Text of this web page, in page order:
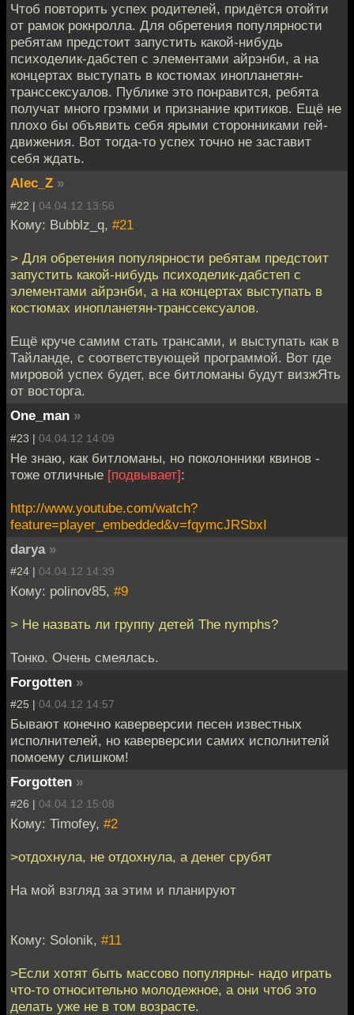
Чтоб повторить успех родителей, придётся отойти
от рамок рокнролла. Для обретения популярности
ребятам предстоит запустить какой-нибудь
психоделик-дабстеп с элементами айрэнби, а на
концертах выступать в костюмах инопланетян-
транссексуалов. Публике это понравится, ребята
получат много грэмми и признание критиков. Ещё не
плохо бы объявить себя ярыми сторонниками гей-
движения. Вот тогда-то успех точно не заставит
себя ждать.
Alec_Z »
#22 | 04.04.12 13:56
Кому: Bubblz_q, #21
> Для обретения популярности ребятам предстоит
запустить какой-нибудь психоделик-дабстеп с
элементами айрэнби, а на концертах выступать в
костюмах инопланетян-транссексуалов.
Ещё круче самим стать трансами, и выступать как в
Тайланде, с соответствующей программой. Вот где
мировой успех будет, все битломаны будут визжЯть
от восторга.
One_man »
#23 | 04.04.12 14:09
Не знаю, как битломаны, но поколонники квинов -
тоже отличные [подвывает]:
http://www.youtube.com/watch?
feature=player_embedded&v=fqymcJRSbxI
darya »
#24 | 04.04.12 14:39
Кому: polinov85, #9
> Не назвать ли группу детей The nymphs?
Тонко. Очень смеялась.
Forgotten »
#25 | 04.04.12 14:57
Бывают конечно каверверсии песен известных
исполнителей, но каверверсии самих исполнителй
помоему слишком!
Forgotten »
#26 | 04.04.12 15:08
Кому: Timofey, #2
>отдохнула, не отдохнула, а денег срубят
На мой взгляд за этим и планируют
Кому: Solonik, #11
>Если хотят быть массово популярны- надо играть
что-то относительно молодежное, а они чтоб это
делать уже не в том возрасте.